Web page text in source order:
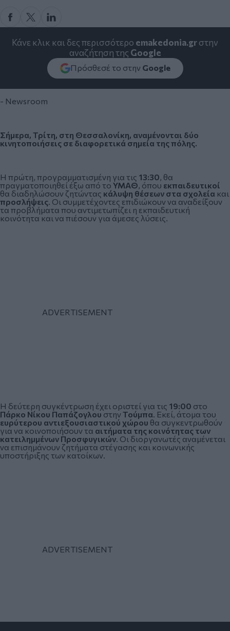
Κάνε κλικ και δες περισσότερο emakedonia.grστην
αναζήτηση της Google
Πρόσθεσέ το στην Google
- Newsroom
Σήμερα, Τρίτη, στη Θεσσαλονίκη, αναμένονται δύο
κινητοποιήσεις σε διαφορετικά σημεία της πόλης.
Η πρώτη, προγραμματισμένη για τις 13:30, θα
πραγματοποιηθεί έξω από το ΥΜΑΘ, όπου εκπαιδευτικοί
θα διαδηλώσουν ζητώντας κάλυψη θέσεων στα σχολεία και
προσλήψεις. Οι συμμετέχοντες επιδιώκουν να αναδείξουν
τα προβλήματα που αντιμετωπίζει η εκπαιδευτική
κοινότητα και να πιέσουν για άμεσες λύσεις.
Η δεύτερη συγκέντρωση έχει οριστεί για τις 19:00 στο
Πάρκο Νίκου Παπάζογλου στην Τούμπα. Εκεί, άτομα του
ευρύτερου αντιεξουσιαστικού χώρου θα συγκεντρωθούν
για να κοινοποιήσουν τα αιτήματα της κοινότητας των
κατειλημμένων Προσφυγικών. Οι διοργανωτές αναμένεται
να επισημάνουν ζητήματα στέγασης και κοινωνικής
υποστήριξης των κατοίκων.